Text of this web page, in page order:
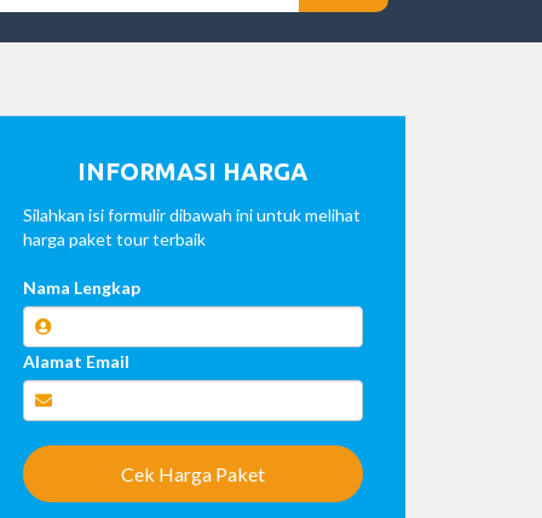
INFORMASI HARGA
Silahkan isi formulir dibawah ini untuk melihat
harga paket tour terbaik
Nama Lengkap
Alamat Email
Cek Harga Paket